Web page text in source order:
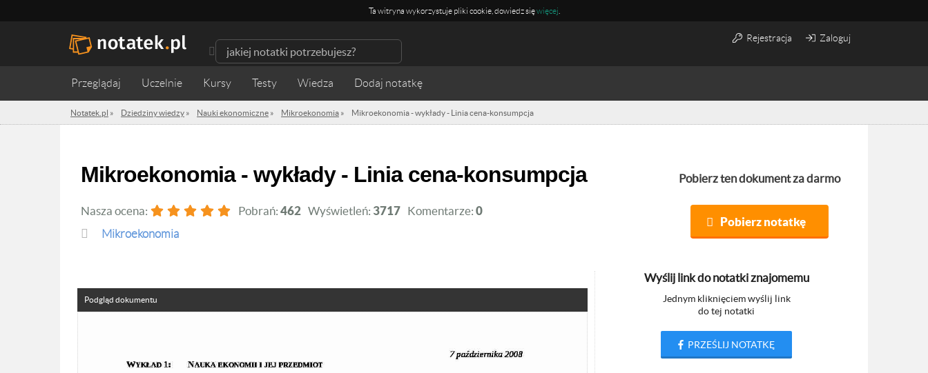
Ta witryna wykorzystuje pliki cookie, dowiedz sięwięcej
Rejestracja Zaloguj
Przeglądaj Uczelnie Kursy Testy Wiedza
Notatek.pl » Dziedziny wiedzy » Nauki ekonomiczne » Mikroekonomia » Mikroekonomia - wykłady - Linia cena-konsumpcja
Mikroekonomia - wykłady - Linia cena-konsumpcja
Nasza ocena: Pobrań: 462 Wyświetleń: 3717 Komentarze: 0
Mikroekonomia
Pobierz ten dokument za darmo
Pobierz notatkę
Podgląd dokumentu
Wyślij link do notatki znajomemu
Jednym kliknięciem wyślij link
do tej notatki
PRZEŚLIJ NOTATKĘ